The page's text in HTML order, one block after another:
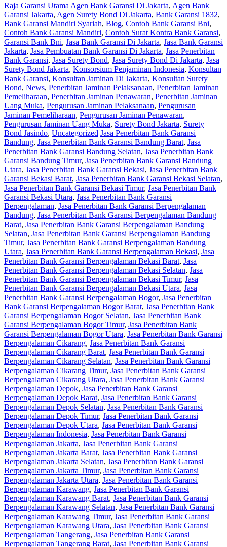
Raja Garansi Utama Agen Bank Garansi Di Jakarta, Agen Bank
Garansi Jakarta, Agen Surety Bond Di Jakarta, Bank Garansi 1832,
Bank Garansi Mandiri Syariah, Blog, Contoh Bank Garansi Bni,
Contoh Bank Garansi Mandiri, Contoh Surat Kontra Bank Garansi,
Garansi Bank Bni, Jasa Bank Garansi Di Jakarta, Jasa Bank Garansi
Jakarta, Jasa Pembuatan Bank Garansi Di Jakarta, Jasa Penerbitan
Bank Garansi, Jasa Surety Bond, Jasa Surety Bond Di Jakarta, Jasa
Surety Bond Jakarta, Konsorsium Penjaminan Indonesia, Konsultan
Bank Garansi, Konsultan Jaminan Di Jakarta, Konsultan Surety
Bond, News, Penerbitan Jaminan Pelaksanaan, Penerbitan Jaminan
Pemeliharaan, Penerbitan Jaminan Penawaran, Penerbitan Jaminan
Uang Muka, Pengurusan Jaminan Pelaksanaan, Pengurusan
Jaminan Pemeliharaan, Pengurusan Jaminan Penawaran,
Pengurusan Jaminan Uang Muka, Surety Bond Jakarta, Surety
Bond Jasindo, Uncategorized Jasa Penerbitan Bank Garansi
Bandung, Jasa Penerbitan Bank Garansi Bandung Barat, Jasa
Penerbitan Bank Garansi Bandung Selatan, Jasa Penerbitan Bank
Garansi Bandung Timur, Jasa Penerbitan Bank Garansi Bandung
Utara, Jasa Penerbitan Bank Garansi Bekasi, Jasa Penerbitan Bank
Garansi Bekasi Barat, Jasa Penerbitan Bank Garansi Bekasi Selatan,
Jasa Penerbitan Bank Garansi Bekasi Timur, Jasa Penerbitan Bank
Garansi Bekasi Utara, Jasa Penerbitan Bank Garansi
Berpengalaman, Jasa Penerbitan Bank Garansi Berpengalaman
Bandung, Jasa Penerbitan Bank Garansi Berpengalaman Bandung
Barat, Jasa Penerbitan Bank Garansi Berpengalaman Bandung
Selatan, Jasa Penerbitan Bank Garansi Berpengalaman Bandung
Timur, Jasa Penerbitan Bank Garansi Berpengalaman Bandung
Utara, Jasa Penerbitan Bank Garansi Berpengalaman Bekasi, Jasa
Penerbitan Bank Garansi Berpengalaman Bekasi Barat, Jasa
Penerbitan Bank Garansi Berpengalaman Bekasi Selatan, Jasa
Penerbitan Bank Garansi Berpengalaman Bekasi Timur, Jasa
Penerbitan Bank Garansi Berpengalaman Bekasi Utara, Jasa
Penerbitan Bank Garansi Berpengalaman Bogor, Jasa Penerbitan
Bank Garansi Berpengalaman Bogor Barat, Jasa Penerbitan Bank
Garansi Berpengalaman Bogor Selatan, Jasa Penerbitan Bank
Garansi Berpengalaman Bogor Timur, Jasa Penerbitan Bank
Garansi Berpengalaman Bogor Utara, Jasa Penerbitan Bank Garansi
Berpengalaman Cikarang, Jasa Penerbitan Bank Garansi
Berpengalaman Cikarang Barat, Jasa Penerbitan Bank Garansi
Berpengalaman Cikarang Selatan, Jasa Penerbitan Bank Garansi
Berpengalaman Cikarang Timur, Jasa Penerbitan Bank Garansi
Berpengalaman Cikarang Utara, Jasa Penerbitan Bank Garansi
Berpengalaman Depok, Jasa Penerbitan Bank Garansi
Berpengalaman Depok Barat, Jasa Penerbitan Bank Garansi
Berpengalaman Depok Selatan, Jasa Penerbitan Bank Garansi
Berpengalaman Depok Timur, Jasa Penerbitan Bank Garansi
Berpengalaman Depok Utara, Jasa Penerbitan Bank Garansi
Berpengalaman Indonesia, Jasa Penerbitan Bank Garansi
Berpengalaman Jakarta, Jasa Penerbitan Bank Garansi
Berpengalaman Jakarta Barat, Jasa Penerbitan Bank Garansi
Berpengalaman Jakarta Selatan, Jasa Penerbitan Bank Garansi
Berpengalaman Jakarta Timur, Jasa Penerbitan Bank Garansi
Berpengalaman Jakarta Utara, Jasa Penerbitan Bank Garansi
Berpengalaman Karawang, Jasa Penerbitan Bank Garansi
Berpengalaman Karawang Barat, Jasa Penerbitan Bank Garansi
Berpengalaman Karawang Selatan, Jasa Penerbitan Bank Garansi
Berpengalaman Karawang Timur, Jasa Penerbitan Bank Garansi
Berpengalaman Karawang Utara, Jasa Penerbitan Bank Garansi
Berpengalaman Tangerang, Jasa Penerbitan Bank Garansi
Berpengalaman Tangerang Barat, Jasa Penerbitan Bank Garansi